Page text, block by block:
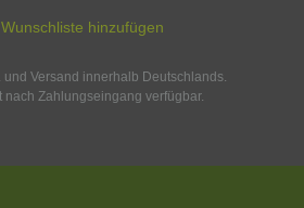
hinzufügen
Versand innerhalb Deutschlands.
nach Zahlungseingang verfügbar.